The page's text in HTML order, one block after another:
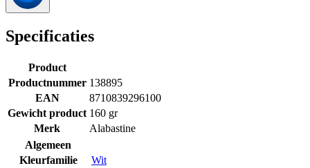
Specificaties
Product
Productnummer 138895
EAN
8710839296100
Gewicht product 160 gr
Merk
Alabastine
Algemeen
Kleurfamilie
Wit